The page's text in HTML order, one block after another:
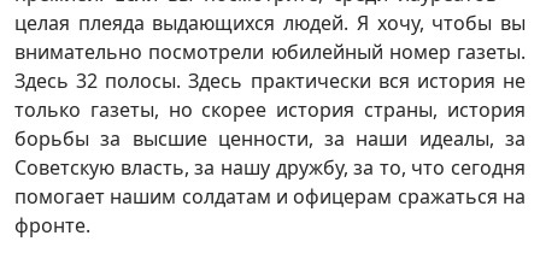
целая плеяда выдающихся людей. Я хочу, чтобы вы
внимательно посмотрели юбилейный номер газеты.
Здесь 32 полосы. Здесь практически вся история не
только газеты, но скорее история страны, история
борьбы за высшие ценности, за наши идеалы, за
Советскую власть, за нашу дружбу, за то, что сегодня
помогает нашим солдатам и офицерам сражаться на
фронте.